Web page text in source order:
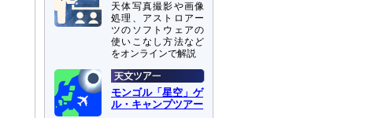
天体写真撮影や画像
処理、アストロアー
ツのソフトウェアの
使いこなし方法など
をオンラインで解説
モンゴル「星空」ゲ
ル・キャンプツアー